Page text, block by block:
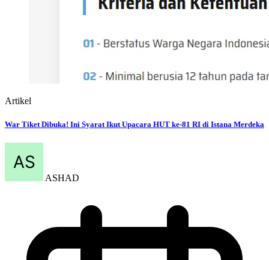
Artikel
War Tiket Dibuka! Ini Syarat Ikut Upacara HUT ke-81 RI di Istana Merdeka
ASHAD